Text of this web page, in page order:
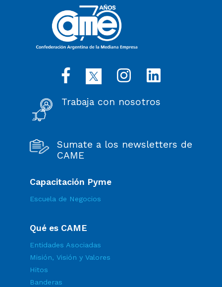
Trabaja con nosotros
Sumate a los newsletters de
CAME
Capacitación Pyme
Escuela de Negocios
Qué es CAME
Entidades Asociadas
Misión, Visión y Valores
Hitos
Banderas